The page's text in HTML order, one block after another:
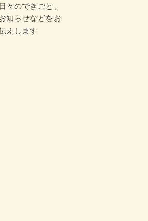
日々のできごと、
知らせなどをお
えします